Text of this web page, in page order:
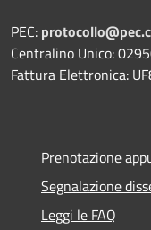
PEC:
Centralino Unico:
Fattura Elettronica:
Prenotazione
Segnalazione
Leggi le FAQ